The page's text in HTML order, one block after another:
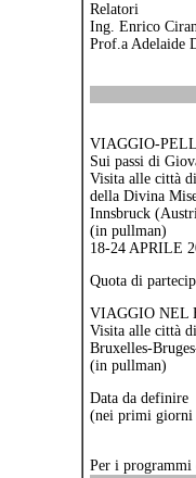
Relatori
Ing. Enrico
Prof.a Adelaide
VIAGGIO-
Sui passi di
Visita alle città
della Divina
Innsbruck
(in pullman)
18-24 APRILE
Quota di
VIAGGIO NEL
Visita alle città
Bruxelles-
(in pullman)
Data da definire
(nei primi giorni
Per i programmi